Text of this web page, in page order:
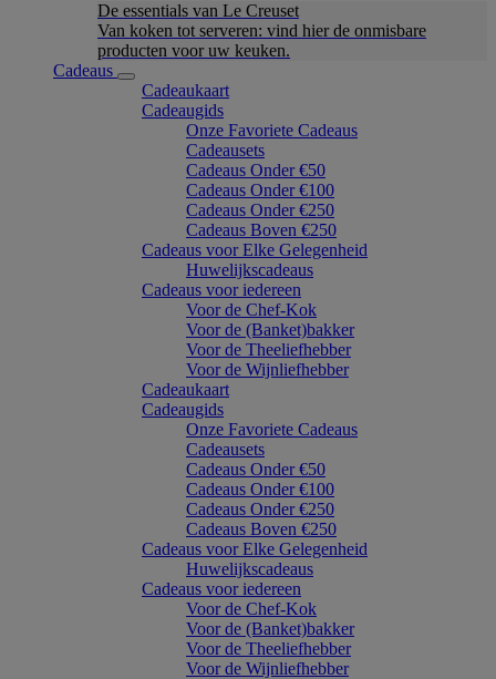
De essentials van Le Creuset
Van koken tot serveren: vind hier de onmisbare
producten voor uw keuken.
Cadeaus
Cadeaukaart
Cadeaugids
Onze Favoriete Cadeaus
Cadeausets
Cadeaus Onder €50
Cadeaus Onder €100
Cadeaus Onder €250
Cadeaus Boven €250
Cadeaus voor Elke Gelegenheid
Huwelijkscadeaus
Cadeaus voor iedereen
Voor de Chef-Kok
Voor de (Banket)bakker
Voor de Theeliefhebber
Voor de Wijnliefhebber
Cadeaukaart
Cadeaugids
Onze Favoriete Cadeaus
Cadeausets
Cadeaus Onder €50
Cadeaus Onder €100
Cadeaus Onder €250
Cadeaus Boven €250
Cadeaus voor Elke Gelegenheid
Huwelijkscadeaus
Cadeaus voor iedereen
Voor de Chef-Kok
Voor de (Banket)bakker
Voor de Theeliefhebber
Voor de Wijnliefhebber